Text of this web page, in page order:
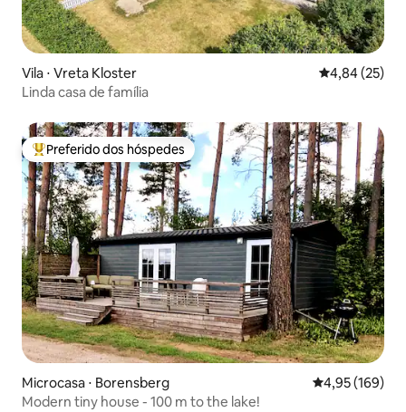
Vila ⋅ Vreta Kloster 4,84 de uma
4,84 (25)
Linda casa de família
Entre os melhores preferidos dos hóspedes
Preferido dos hóspedes
Microcasa ⋅ Borensberg 4,95 de uma
4,95 (169)
Modern tiny house - 100 m to the lake!